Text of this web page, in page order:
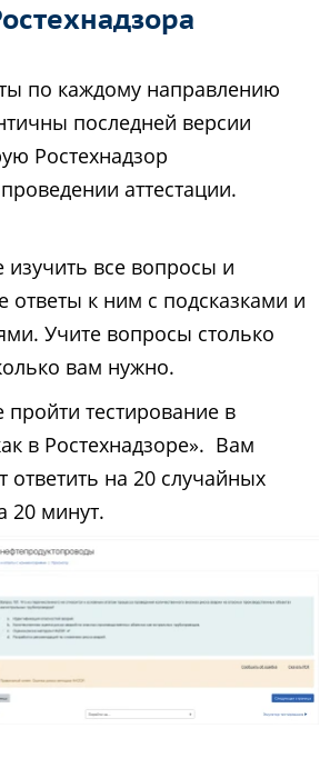
по каждому направлению
последней версии
Ростехнадзор
аттестации.
все вопросы и
ответы к ним с подсказками и
Учите вопросы столько
вам нужно.
тестирование в
в Ростехнадзоре». Вам
ответить на 20 случайных
20 минут.